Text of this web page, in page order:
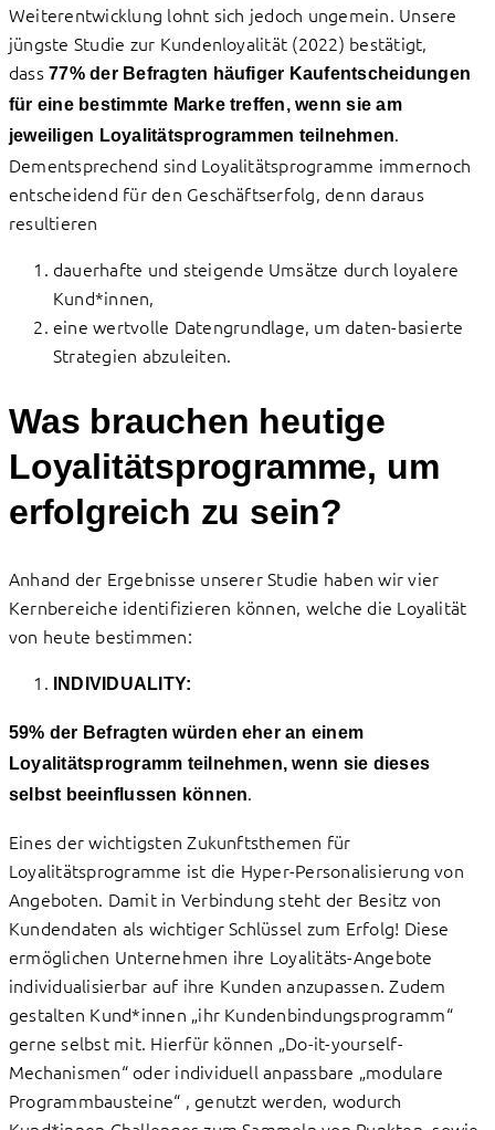
Weiterentwicklung lohnt sich jedoch ungemein. Unsere
jüngste Studie zur Kundenloyalität (2022) bestätigt,
dass77% der Befragten häufiger Kaufentscheidungen
für eine bestimmte Marke treffen, wenn sie am
jeweiligen Loyalitätsprogrammen teilnehmen.
Dementsprechend sind Loyalitätsprogramme immernoch
entscheidend für den Geschäftserfolg, denn daraus
resultieren
dauerhafte und steigende Umsätze durch loyalere
Kund*innen,
eine wertvolle Datengrundlage, um daten-basierte
Strategien abzuleiten.
Was brauchen heutige
Loyalitätsprogramme, um
erfolgreich zu sein?
Anhand der Ergebnisse unserer Studie haben wir vier
Kernbereiche identifizieren können, welche die Loyalität
von heute bestimmen:
INDIVIDUALITY:
59% der Befragten würden eher an einem
Loyalitätsprogramm teilnehmen, wenn sie dieses
selbst beeinflussen können.
Eines der wichtigsten Zukunftsthemen für
Loyalitätsprogramme ist die Hyper-Personalisierung von
Angeboten. Damit in Verbindung steht der Besitz von
Kundendaten als wichtiger Schlüssel zum Erfolg! Diese
ermöglichen Unternehmen ihre Loyalitäts-Angebote
individualisierbar auf ihre Kunden anzupassen. Zudem
gestalten Kund*innen „ihr Kundenbindungsprogramm“
gerne selbst mit. Hierfür können „Do-it-yourself-
Mechanismen“ oder individuell anpassbare „modulare
Programmbausteine“ , genutzt werden, wodurch